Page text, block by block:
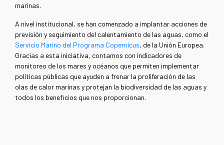
marinas.
A nivel institucional, se han comenzado a implantar acciones de
previsión y seguimiento del calentamiento de las aguas, como el
Servicio Marino del Programa Copernicus, de la Unión Europea.
Gracias a esta iniciativa, contamos con indicadores de
monitoreo de los mares y océanos que permiten implementar
políticas públicas que ayuden a frenar la proliferación de las
olas de calor marinas y protejan la biodiversidad de las aguas y
todos los beneficios que nos proporcionan.